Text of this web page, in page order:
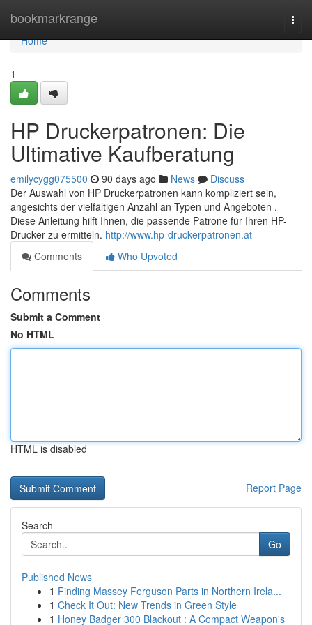
bookmarkrange
Home
Home
1
HP Druckerpatronen: Die
Ultimative Kaufberatung
emilycygg075500 90 days ago News
Discuss
Der Auswahl von HP Druckerpatronen kann kompliziert sein,
angesichts der vielfältigen Anzahl an Typen und Angeboten .
Diese Anleitung hilft Ihnen, die passende Patrone für Ihren HP-
Drucker zu ermitteln. http://www.hp-druckerpatronen.at
Comments
Who Upvoted
Comments
Submit a Comment
No HTML
HTML is disabled
Report Page
Search
Go
Published News
1 Finding Massey Ferguson Parts in Northern Irela...
1 Check It Out: New Trends in Green Style
1 Honey Badger 300 Blackout : A Compact Weapon's